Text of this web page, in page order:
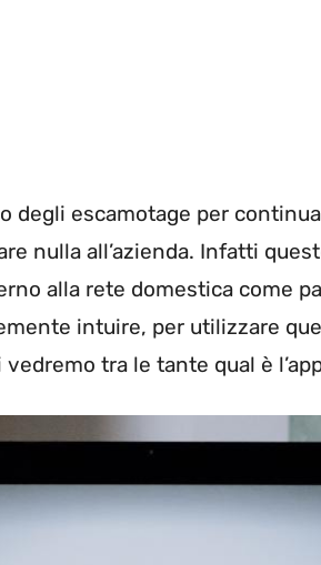
degli escamotage per
nulla all’azienda. Infatti
alla rete domestica come
intuire, per utilizzare
vedremo tra le tante qual è